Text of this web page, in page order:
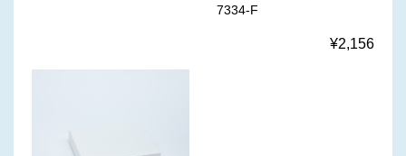
7334-F
¥2,156